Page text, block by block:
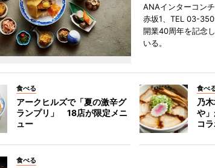
ANAインターコン
赤坂1、TEL 03-
開業40周年を記念
いる。
食べる
アークヒルズで「夏の激辛グ
ランプリ」 18店が限定メニ
ュー
食べ
乃
や
コ
食べる